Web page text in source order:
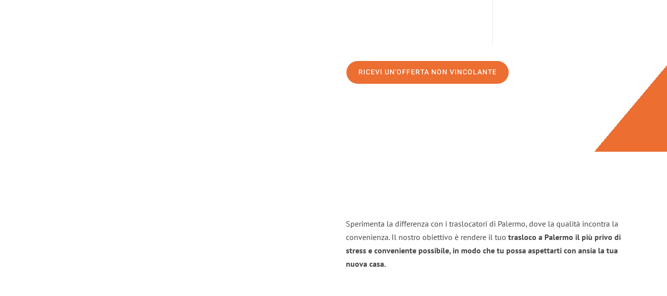
RICEVI UN'OFFERTA NON VINCOLANTE
Sperimenta la differenza con i traslocatori di Palermo, dove la qualità incontra la
convenienza. Il nostro obiettivo è rendere il tuo trasloco a Palermo il più privo di
stress e conveniente possibile, in modo che tu possa aspettarti con ansia la tua
nuova casa.